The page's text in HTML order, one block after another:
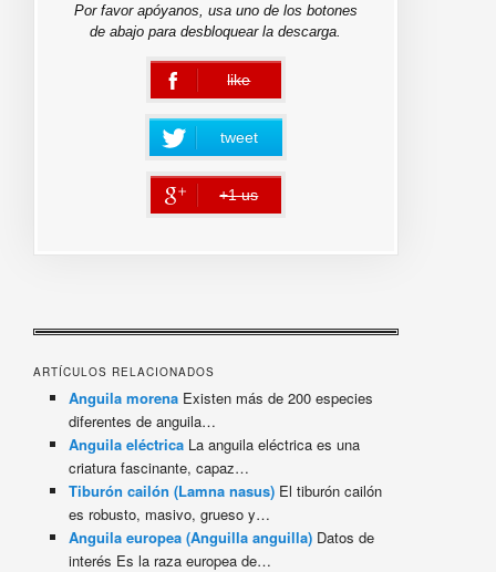
Por favor apóyanos, usa uno de los botones
de abajo para desbloquear la descarga.
like
error
tweet
+1 us
error
ARTÍCULOS RELACIONADOS
Anguila morena Existen más de 200 especies
diferentes de anguila…
Anguila eléctrica La anguila eléctrica es una
criatura fascinante, capaz…
Tiburón cailón (Lamna nasus) El tiburón cailón
es robusto, masivo, grueso y…
Anguila europea (Anguilla anguilla) Datos de
interés Es la raza europea de…